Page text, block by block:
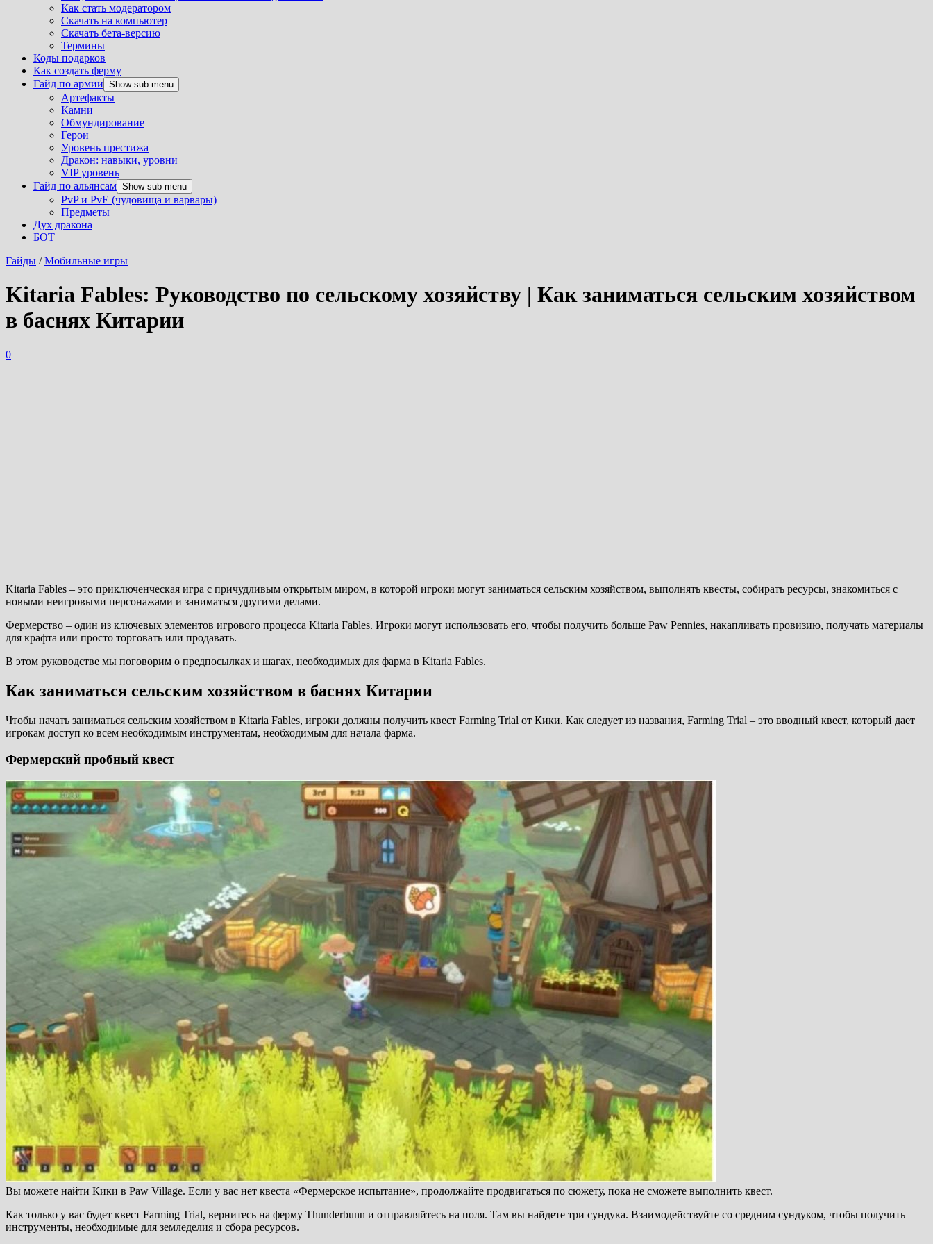
Как стать модератором
Скачать на компьютер
Скачать бета-версию
Термины
Коды подарков
Как создать ферму
Гайд по армии Show sub menu
Артефакты
Камни
Обмундирование
Герои
Уровень престижа
Дракон: навыки, уровни
VIP уровень
Гайд по альянсам Show sub menu
PvP и PvE (чудовища и варвары)
Предметы
Дух дракона
БОТ
Гайды /Мобильные игры
Kitaria Fables: Руководство по сельскому хозяйству | Как заниматься сельским хозяйством
в баснях Китарии
0
Kitaria Fables – это приключенческая игра с причудливым открытым миром, в которой игроки могут заниматься сельским хозяйством, выполнять квесты, собирать ресурсы, знакомиться с
новыми неигровыми персонажами и заниматься другими делами.
Фермерство – один из ключевых элементов игрового процесса Kitaria Fables. Игроки могут использовать его, чтобы получить больше Paw Pennies, накапливать провизию, получать материалы
для крафта или просто торговать или продавать.
В этом руководстве мы поговорим о предпосылках и шагах, необходимых для фарма в Kitaria Fables.
Как заниматься сельским хозяйством в баснях Китарии
Чтобы начать заниматься сельским хозяйством в Kitaria Fables, игроки должны получить квест Farming Trial от Кики. Как следует из названия, Farming Trial – это вводный квест, который дает
игрокам доступ ко всем необходимым инструментам, необходимым для начала фарма.
Фермерский пробный квест
Вы можете найти Кики в Paw Village. Если у вас нет квеста «Фермерское испытание», продолжайте продвигаться по сюжету, пока не сможете выполнить квест.
Как только у вас будет квест Farming Trial, вернитесь на ферму Thunderbunn и отправляйтесь на поля. Там вы найдете три сундука. Взаимодействуйте со средним сундуком, чтобы получить
инструменты, необходимые для земледелия и сбора ресурсов.